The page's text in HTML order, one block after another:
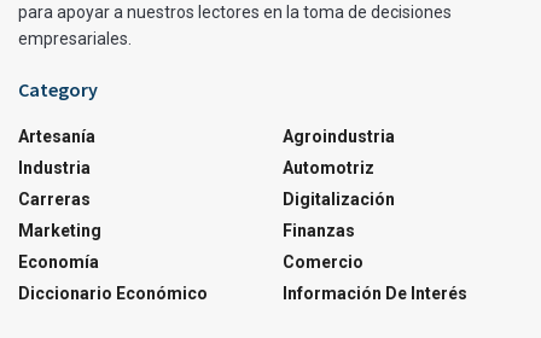
para apoyar a nuestros lectores en la toma de decisiones
empresariales.
Category
Artesanía
Industria
Carreras
Marketing
Economía
Diccionario Económico
Agroindustria
Automotriz
Digitalización
Finanzas
Comercio
Información De Interés